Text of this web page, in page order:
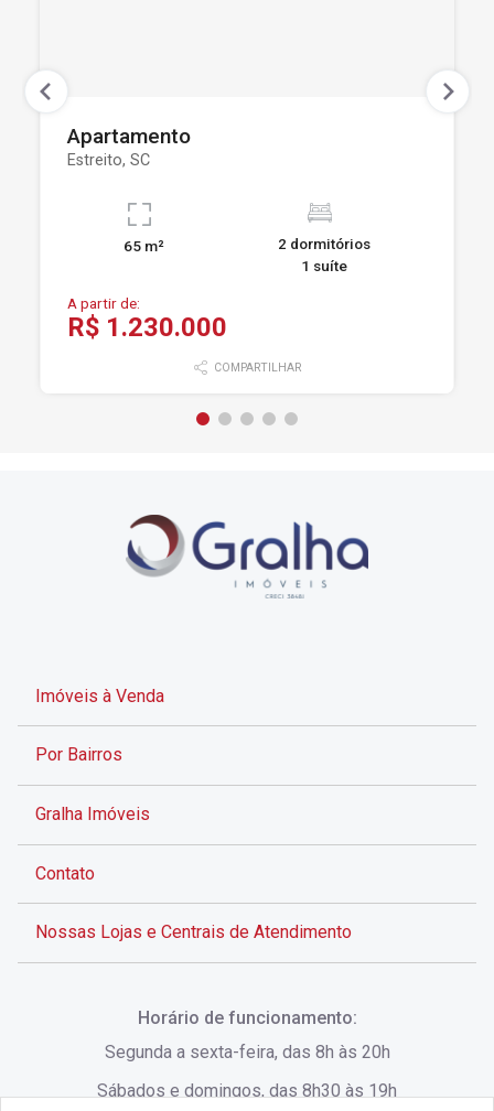
Apartamento
Estreito, SC
65 m²
2 dormitórios
1 suíte
A partir de:
R$ 1.230.000
COMPARTILHAR
Imóveis à Venda
Por Bairros
Gralha Imóveis
Contato
Nossas Lojas e Centrais de Atendimento
Horário de funcionamento:
Segunda a sexta-feira, das 8h às 20h
Sábados e domingos, das 8h30 às 19h